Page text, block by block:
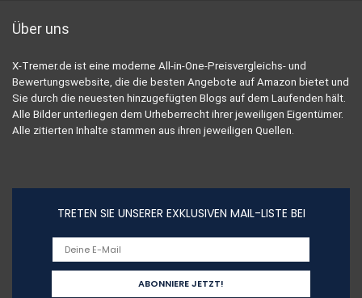
Über uns
X-Tremer.de ist eine moderne All-in-One-Preisvergleichs- und
Bewertungswebsite, die die besten Angebote auf Amazon bietet und
Sie durch die neuesten hinzugefügten Blogs auf dem Laufenden hält.
Alle Bilder unterliegen dem Urheberrecht ihrer jeweiligen Eigentümer.
Alle zitierten Inhalte stammen aus ihren jeweiligen Quellen.
TRETEN SIE UNSERER EXKLUSIVEN MAIL-LISTE BEI